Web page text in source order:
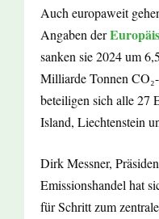
Auch europaweit
Angaben der
sanken sie 2024 um
Milliarde Tonnen
beteiligen sich alle 27
Island, Liechtenstein
Dirk Messner,
Emissionshandel hat
für Schritt zum